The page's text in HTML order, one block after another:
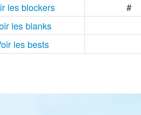
les blockers
#
les blanks
les bests